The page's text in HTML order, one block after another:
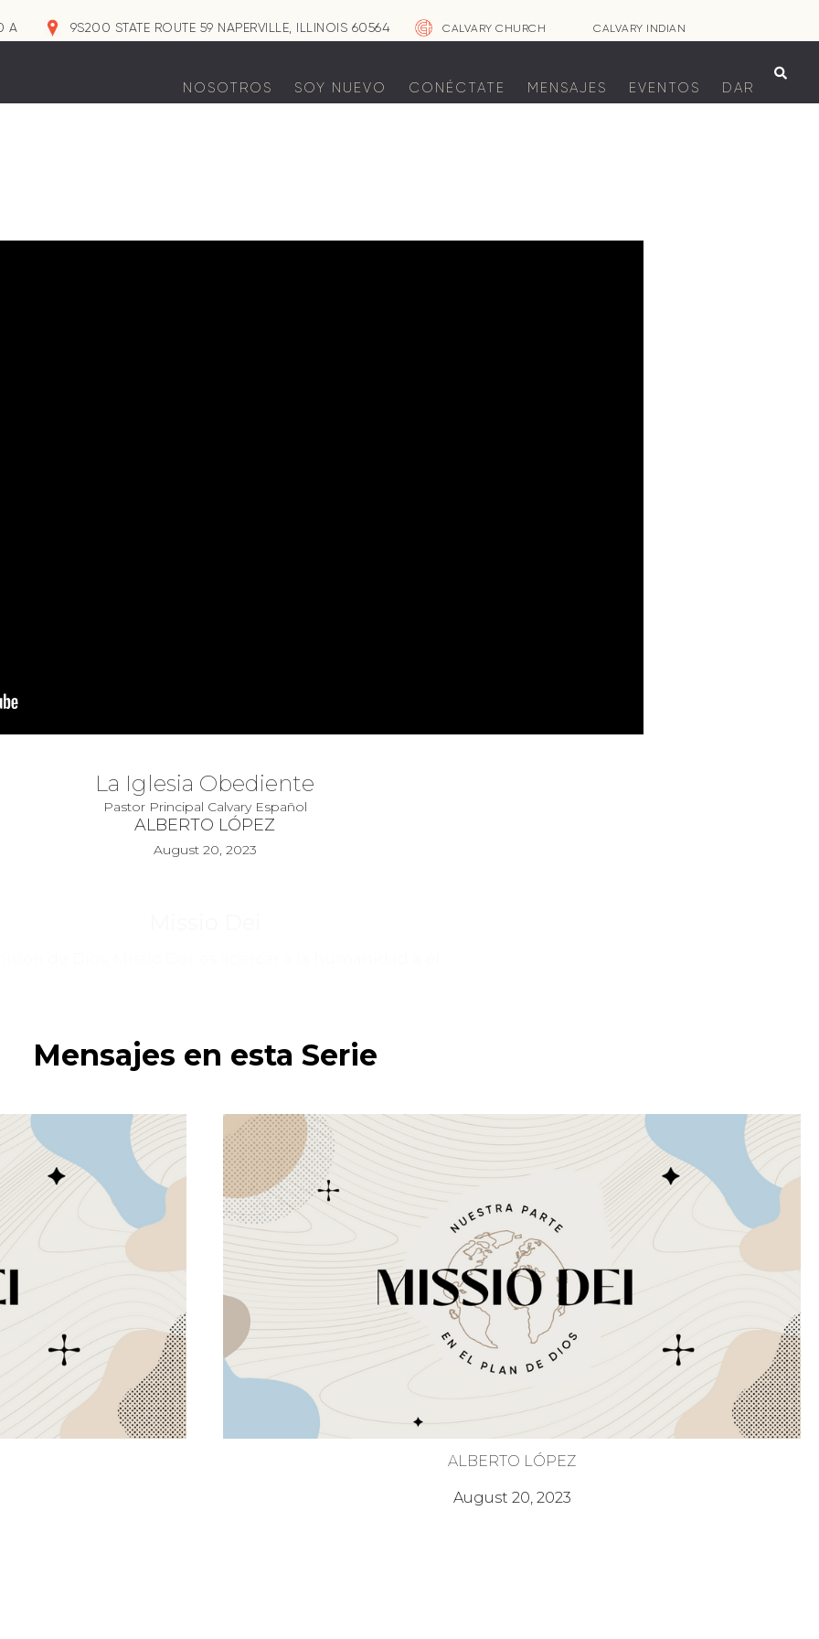
A 9S200 STATE ROUTE 59 NAPERVILLE, ILLINOIS 60564 CALVARY CHURCH CALVARY INDIAN

NOSOTROS SOY NUEVO CONÉCTATE MENSAJES EVENTOS DAR
La Iglesia Obediente
Pastor Principal Calvary Español
ALBERTO LÓPEZ
August 20, 2023
Mensajes en esta Serie
ALBERTO LÓPEZ
August 20, 2023